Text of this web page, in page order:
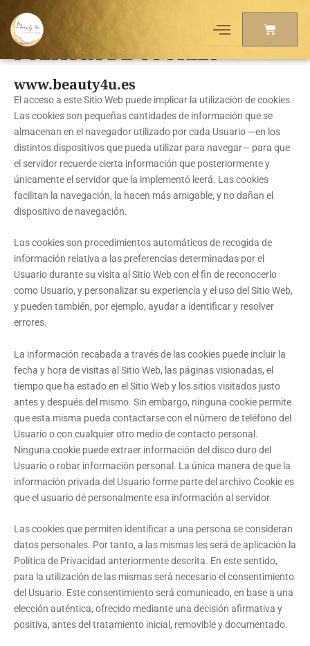
contenido
Carrito
Política de cookies
POLÍTICA DE COOKIES
www.beauty4u.es
El acceso a este Sitio Web puede implicar la utilización de cookies.
Las cookies son pequeñas cantidades de información que se
almacenan en el navegador utilizado por cada Usuario —en los
distintos dispositivos que pueda utilizar para navegar— para que
el servidor recuerde cierta información que posteriormente y
únicamente el servidor que la implementó leerá. Las cookies
facilitan la navegación, la hacen más amigable, y no dañan el
dispositivo de navegación.
Las cookies son procedimientos automáticos de recogida de
información relativa a las preferencias determinadas por el
Usuario durante su visita al Sitio Web con el fin de reconocerlo
como Usuario, y personalizar su experiencia y el uso del Sitio Web,
y pueden también, por ejemplo, ayudar a identificar y resolver
errores.
La información recabada a través de las cookies puede incluir la
fecha y hora de visitas al Sitio Web, las páginas visionadas, el
tiempo que ha estado en el Sitio Web y los sitios visitados justo
antes y después del mismo. Sin embargo, ninguna cookie permite
que esta misma pueda contactarse con el número de teléfono del
Usuario o con cualquier otro medio de contacto personal.
Ninguna cookie puede extraer información del disco duro del
Usuario o robar información personal. La única manera de que la
información privada del Usuario forme parte del archivo Cookie es
que el usuario dé personalmente esa información al servidor.
Las cookies que permiten identificar a una persona se consideran
datos personales. Por tanto, a las mismas les será de aplicación la
Política de Privacidad anteriormente descrita. En este sentido,
para la utilización de las mismas será necesario el consentimiento
del Usuario. Este consentimiento será comunicado, en base a una
elección auténtica, ofrecido mediante una decisión afirmativa y
positiva, antes del tratamiento inicial, removible y documentado.